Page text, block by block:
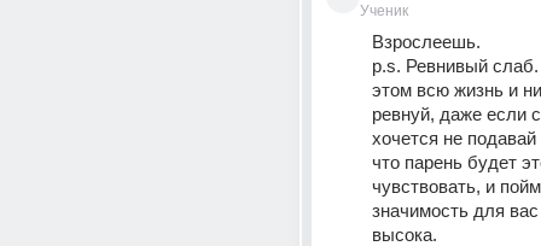
Ученик
Взрослеешь.
p.s. Ревнивый
этом всю жизнь и
ревнуй, даже если
хочется не
что парень будет
чувствовать, и
значимость для
высока.